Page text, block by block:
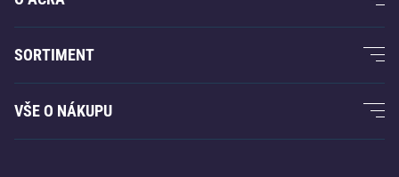
O nás
Acra garance
Kontakty
SORTIMENT
Fitness a posilování
Raketové sporty
VŠE O NÁKUPU